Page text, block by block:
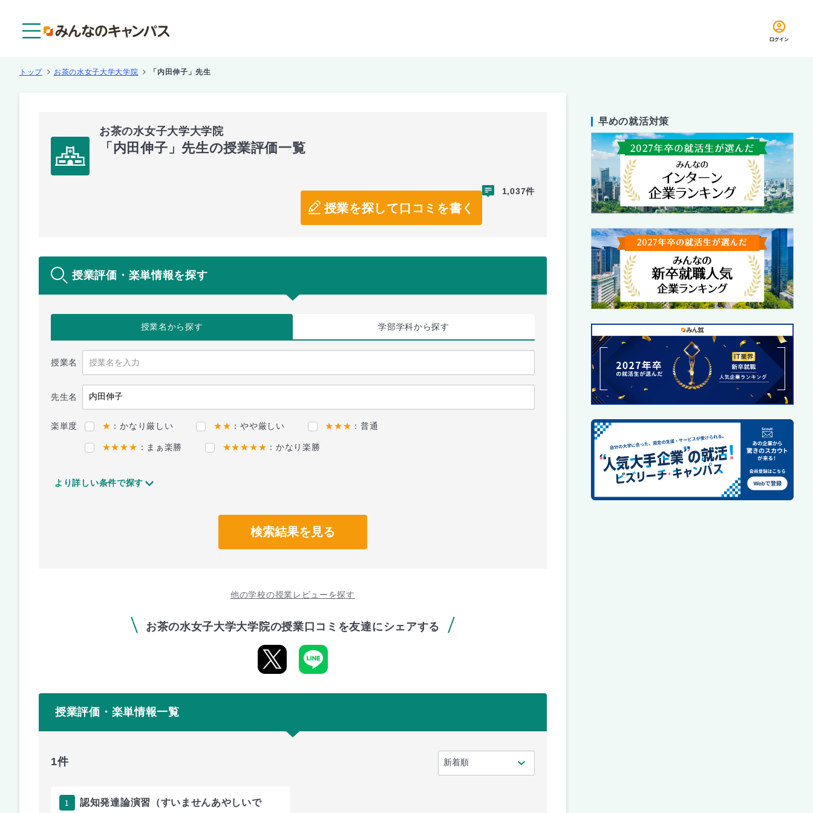
ログイン
トップ お茶の水女子大学大学院 「内田伸子」先生
お茶の水女子大学大学院
「内田伸子」先生の授業評価一覧
授業を探して口コミを書く
1,037件
授業評価・楽単情報を探す
授業名から探す 学部学科から探す
授業名
先生名
楽単度 ★ ：かなり厳しい ★★ ：やや厳しい ★★★ ：普通
★★★★ ：まぁ楽勝 ★★★★★ ：かなり楽勝
より詳しい条件で探す
検索結果を見る
他の学校の授業レビューを探す
お茶の水女子大学大学院の授業口コミを友達にシェアする
授業評価・楽単情報一覧
1件
1
認知発達論演習（すいませんあやしいで
早めの就活対策